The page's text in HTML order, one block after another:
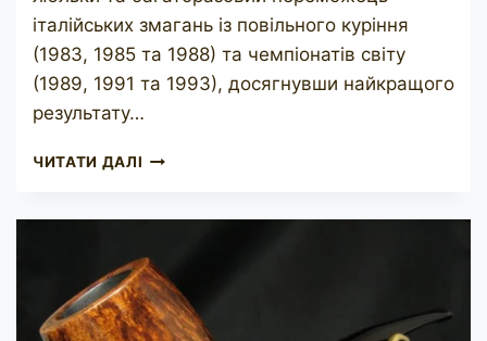
італійських змагань із повільного куріння
(1983, 1985 та 1988) та чемпіонатів світу
(1989, 1991 та 1993), досягнувши найкращого
результату…
ЧИТАТИ ДАЛІ CLAUDIO